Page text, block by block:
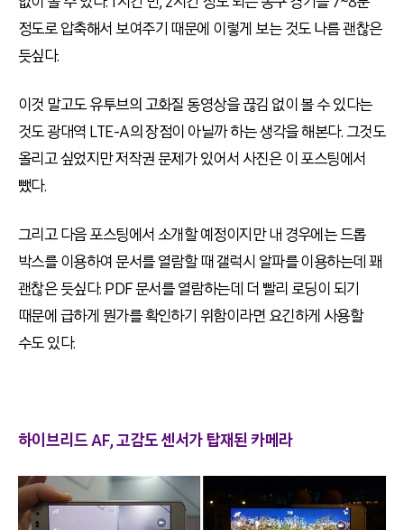
정도로 압축해서 보여주기 때문에 이렇게 보는 것도 나름 괜찮은
듯싶다.
이것 말고도 유투브의 고화질 동영상을 끊김 없이 볼 수 있다는
것도 광대역 LTE-A의 장점이 아닐까 하는 생각을 해본다. 그것도
올리고 싶었지만 저작권 문제가 있어서 사진은 이 포스팅에서
뺐다.
그리고 다음 포스팅에서 소개할 예정이지만 내 경우에는 드롭
박스를 이용하여 문서를 열람할 때 갤럭시 알파를 이용하는데 꽤
괜찮은 듯싶다. PDF 문서를 열람하는데 더 빨리 로딩이 되기
때문에 급하게 뭔가를 확인하기 위함이라면 요긴하게 사용할
수도 있다.
하이브리드 AF, 고감도 센서가 탑재된 카메라